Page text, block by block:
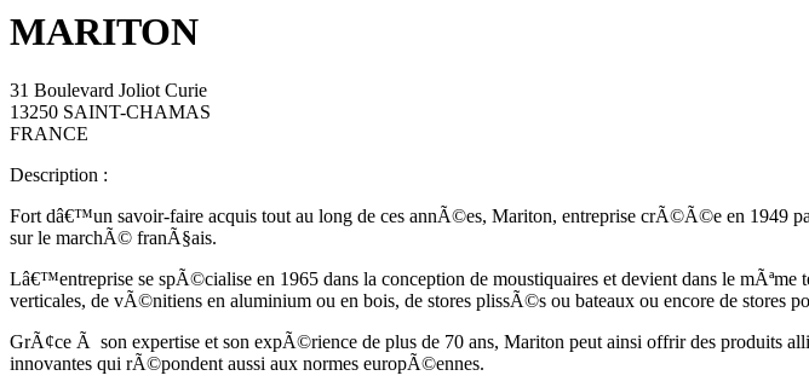
MARITON
31 Boulevard Joliot Curie
13250 SAINT-CHAMAS
FRANCE
Description :
Fort dâ€™un savoir-faire acquis tout au long de ces annÃ©es, Mariton, entreprise crÃ©Ã©e en 1949
sur le marchÃ© franÃ§ais.
Lâ€™entreprise se spÃ©cialise en 1965 dans la conception de moustiquaires et devient dans le
verticales, de vÃ©nitiens en aluminium ou en bois, de stores plissÃ©s ou bateaux ou encore de stores
GrÃ¢ce Ã son expertise et son expÃ©rience de plus de 70 ans, Mariton peut ainsi offrir des produits
innovantes qui rÃ©pondent aussi aux normes europÃ©ennes.